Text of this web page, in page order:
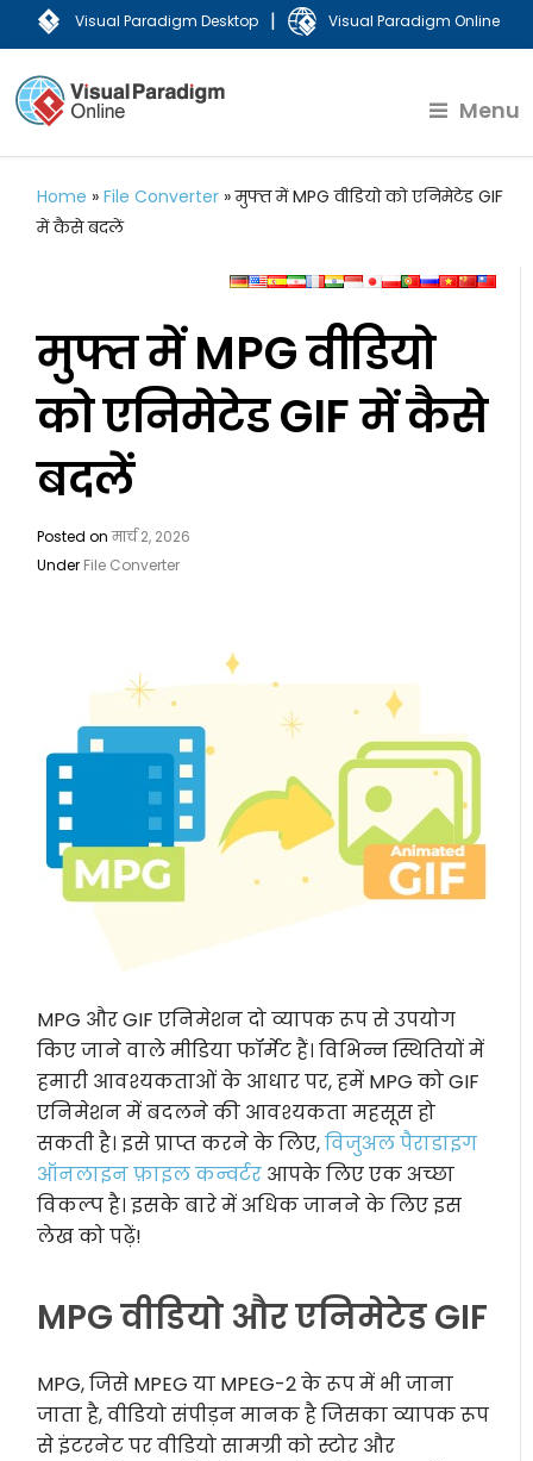
Visual Paradigm Desktop | Visual Paradigm Online
Menu
Home »File Converter »मुफ्त में MPG वीडियो को एनिमेटेड GIF
में कैसे बदलें
मुफ्त में MPG वीडियो
को एनिमेटेड GIF में कैसे
बदलें
Posted onमार्च 2, 2026
Under File Converter
MPG और GIF एनिमेशन दो व्यापक रूप से उपयोग
किए जाने वाले मीडिया फॉर्मेट हैं। विभिन्न स्थितियों में
हमारी आवश्यकताओं के आधार पर, हमें MPG को GIF
एनिमेशन में बदलने की आवश्यकता महसूस हो
सकती है। इसे प्राप्त करने के लिए,विजुअल पैराडाइग
ऑनलाइन फ़ाइल कन्वर्टर आपके लिए एक अच्छा
विकल्प है। इसके बारे में अधिक जानने के लिए इस
लेख को पढ़ें!
MPG वीडियो और एनिमेटेड GIF
MPG, जिसे MPEG या MPEG-2 के रूप में भी जाना
जाता है, वीडियो संपीड़न मानक है जिसका व्यापक रूप
से इंटरनेट पर वीडियो सामग्री को स्टोर और